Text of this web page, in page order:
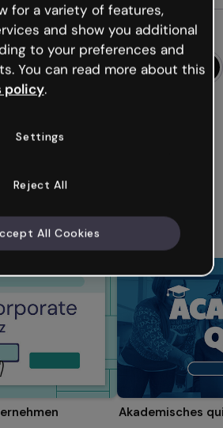
gefallen
Akademisches
for a variety of features,
and show you additional
to your preferences and
You can read more about this
policy.
Settings
Reject All
All Cookies